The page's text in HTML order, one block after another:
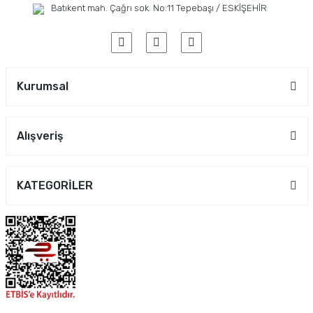
Batıkent mah. Çağrı sok. No:11 Tepebaşı / ESKİŞEHİR
Kurumsal
Alışveriş
KATEGORİLER